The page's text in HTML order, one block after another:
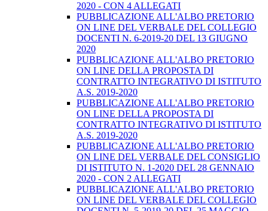
2020 - CON 4 ALLEGATI
PUBBLICAZIONE ALL'ALBO PRETORIO
ON LINE DEL VERBALE DEL COLLEGIO
DOCENTI N. 6-2019-20 DEL 13 GIUGNO
2020
PUBBLICAZIONE ALL'ALBO PRETORIO
ON LINE DELLA PROPOSTA DI
CONTRATTO INTEGRATIVO DI ISTITUTO
A.S. 2019-2020
PUBBLICAZIONE ALL'ALBO PRETORIO
ON LINE DELLA PROPOSTA DI
CONTRATTO INTEGRATIVO DI ISTITUTO
A.S. 2019-2020
PUBBLICAZIONE ALL'ALBO PRETORIO
ON LINE DEL VERBALE DEL CONSIGLIO
DI ISTITUTO N. 1-2020 DEL 28 GENNAIO
2020 - CON 2 ALLEGATI
PUBBLICAZIONE ALL'ALBO PRETORIO
ON LINE DEL VERBALE DEL COLLEGIO